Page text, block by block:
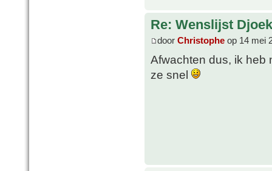
Re: Wenslijst
door Christophe op 14 mei
Afwachten dus, ik heb
ze snel